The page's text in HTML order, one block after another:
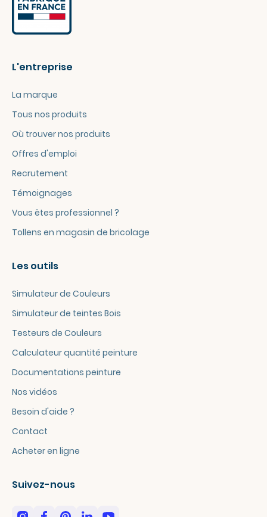
L'entreprise
La marque
Tous nos produits
Où trouver nos produits
Offres d'emploi
Recrutement
Témoignages
Vous êtes professionnel ?
Tollens en magasin de bricolage
Les outils
Simulateur de Couleurs
Simulateur de teintes Bois
Testeurs de Couleurs
Calculateur quantité peinture
Documentations peinture
Nos vidéos
Besoin d'aide ?
Contact
Acheter en ligne
Suivez-nous